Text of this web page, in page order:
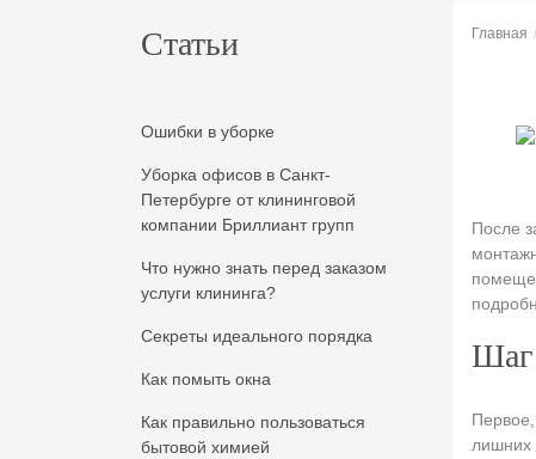
Статьи
Ошибки в уборке
Уборка офисов в Санкт-
Петербурге от клининговой
компании Бриллиант групп
Что нужно знать перед заказом
услуги клининга?
Секреты идеального порядка
Как помыть окна
Как правильно пользоваться
бытовой химией
Главная
После
Шаг
лишних